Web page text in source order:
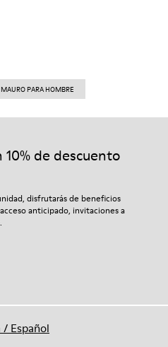
MAURO PARA HOMBRE
10% de descuento
disfrutarás de beneficios
anticipado, invitaciones a
/ Español